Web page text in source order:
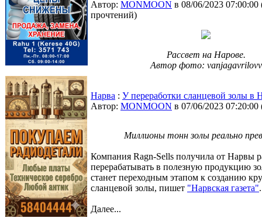
Автор: MONMOON в 08/06/2023 07:00:00
прочтений)
Рассвет на Нарове.
Автор фото: vanjagavrilovv
Нарва : У переработки сланцевой золы в
Автор: MONMOON в 07/06/2023 07:20:00
Миллионы тонн золы реально
Компания Ragn-Sells получила от Нарвы
перерабатывать в полезную продукцию
станет переходным этапом к созданию
сланцевой золы, пишет "Нарвская газета".
Далее...